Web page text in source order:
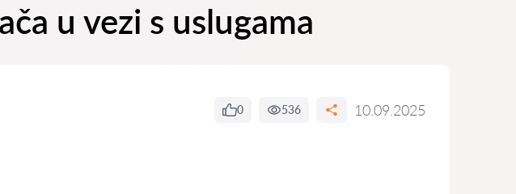
u vezi s uslugama
0 536 10.09.2025